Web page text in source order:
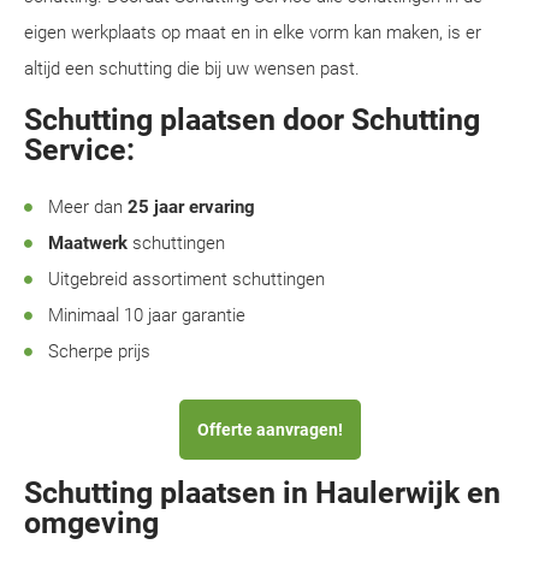
eigen werkplaats op maat en in elke vorm kan maken, is er
altijd een schutting die bij uw wensen past.
Schutting plaatsen door Schutting
Service:
Meer dan 25 jaar ervaring
Maatwerk schuttingen
Uitgebreid assortiment schuttingen
Minimaal 10 jaar garantie
Scherpe prijs
Offerte aanvragen!
Schutting plaatsen in Haulerwijk en
omgeving